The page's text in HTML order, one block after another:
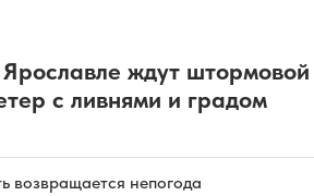
ждут штормовой
с ливнями и градом
возвращается непогода